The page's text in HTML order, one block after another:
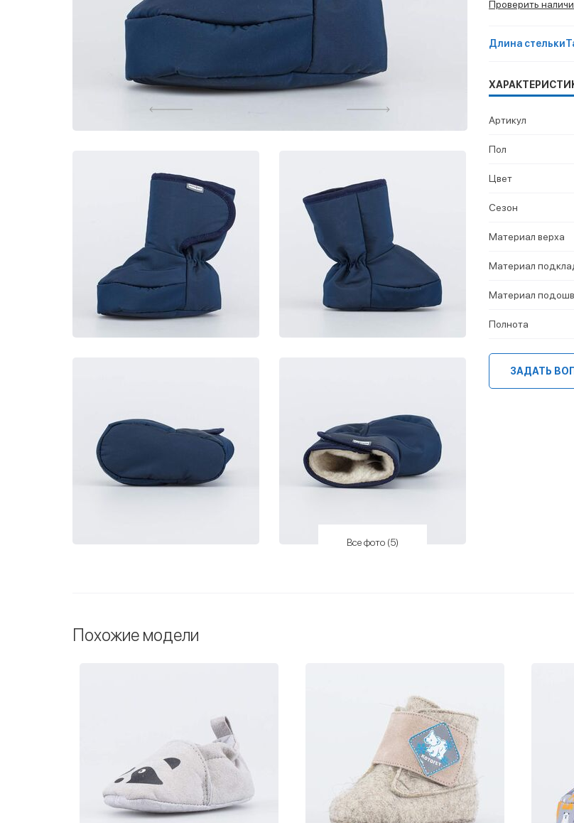
Все фото (5)
Проверить
Длина стельки
Артикул
Пол
Цвет
Сезон
Материал верха
Материал
Материал
Полнота
ЗАДАТЬ
Похожие модели